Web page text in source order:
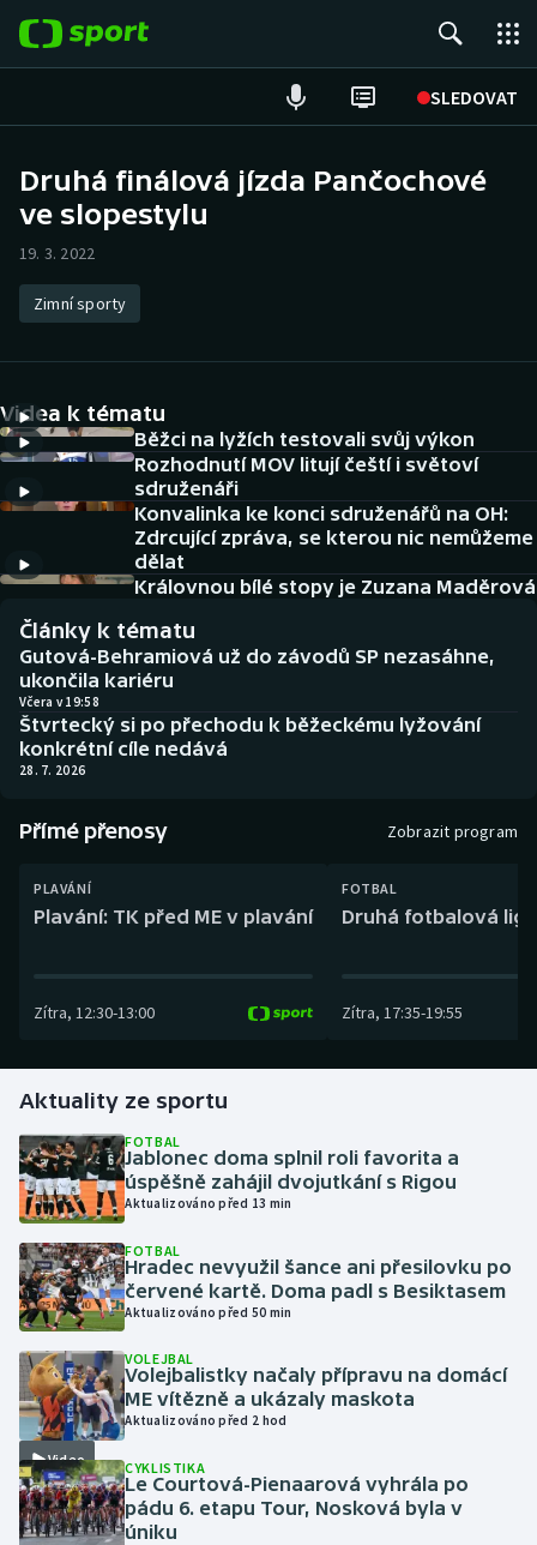
SLEDOVAT
Hokej
Atletika
DALŠÍ SPORTY
Americký fotbal
Baseball a softbal
Biatlon
Boby a skeleton
Curling
Dostihy
Futsal
Golf
Gymnastika
Házená
Jezdectví
Judo
Krasobruslení
Lezení
Lyže a snowboard
Moderní pětiboj
NEPŘEHLÉDNĚTE
Aplikace ČT sport
AZ kvíz
Druhá finálová jízda Pančochové
ve slopestylu
19. 3. 2022
Zimní sporty
Videa k tématu
Běžci na lyžích testovali svůj výkon
Rozhodnutí MOV litují čeští i světoví
sdruženáři
Konvalinka ke konci sdruženářů na OH:
Zdrcující zpráva, se kterou nic nemůžeme
dělat
Královnou bílé stopy je Zuzana Maděrová
Články k tématu
Gutová-Behramiová už do závodů SP nezasáhne,
ukončila kariéru
Včera v 19:58
Štvrtecký si po přechodu k běžeckému lyžování
konkrétní cíle nedává
28. 7. 2026
Přímé přenosy Zobrazit program
PLAVÁNÍ
Plavání: TK před ME v plavání
Zítra, 12:30-13:00
FOTBAL
Druhá fotbalová
Zítra, 17:35-19:55
Aktuality ze sportu
FOTBAL
Jablonec doma splnil roli favorita a
úspěšně zahájil dvojutkání s Rigou
Aktualizováno před 13 min
FOTBAL
Hradec nevyužil šance ani přesilovku po
červené kartě. Doma padl s Besiktasem
Aktualizováno před 50 min
Video
VOLEJBAL
Volejbalistky načaly přípravu na domácí
ME vítězně a ukázaly maskota
Aktualizováno před 2 hod
CYKLISTIKA
Le Courtová-Pienaarová vyhrála po
pádu 6. etapu Tour, Nosková byla v
úniku